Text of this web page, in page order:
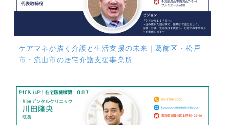
ケアマネが描く介護と生活支援の未来｜葛飾区・松戸
市・流山市の居宅介護支援事業所